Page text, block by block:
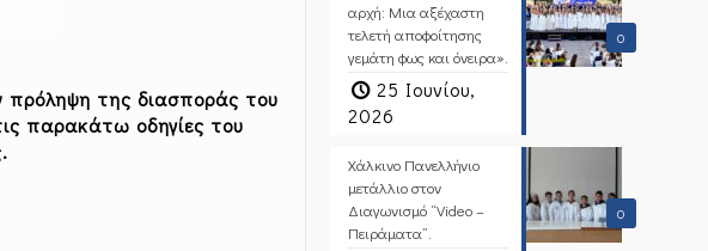
πρόληψη της διασποράς του
παρακάτω οδηγίες του
0
αρχή: Μια αξέχαστη
τελετή αποφοίτησης
γεμάτη φως και όνειρα».
25 Ιουνίου,
2026
0
Χάλκινο Πανελλήνιο
μετάλλιο στον
Διαγωνισμό “Video –
Πειράματα”.